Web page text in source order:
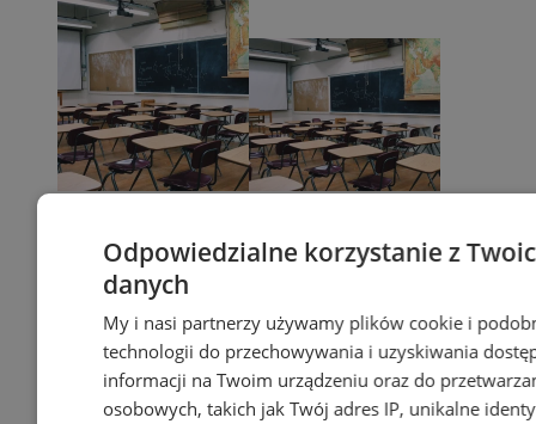
Odpowiedzialne korzystanie z
danych
My i nasi partnerzy używamy plików cookie i
technologii do przechowywania i uzyskiwania
informacji na Twoim urządzeniu oraz do
osobowych, takich jak Twój adres IP, unikalne